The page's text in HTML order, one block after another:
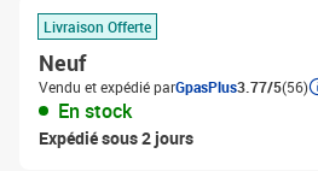
Livraison Offerte
Neuf
Vendu et expédié parGpasPlus3.77/5(56)
En stock
Expédié sous 2 jours